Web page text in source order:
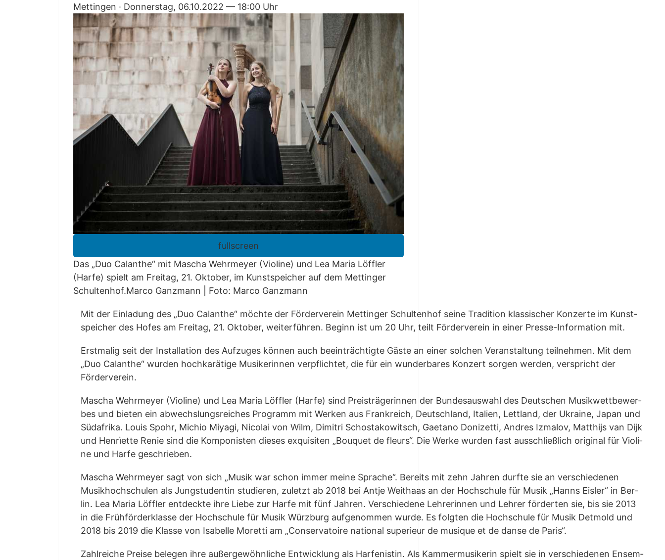
Mett­in­gen · Don­ners­tag, 06.10.2022 — 18:00 Uhr
fullscreen
Das „Duo Calan­the“ mit Mascha Wehr­mey­er (Vio­li­ne) und Lea Maria Löff­ler
(Har­fe) spielt am Frei­tag, 21. Okto­ber, im Kunst­spei­cher auf dem Mett­in­ger
Schultenhof.Marco Ganz­mann
Foto: Mar­co Ganzmann
Mit der Ein­la­dung des „Duo Calan­the“ möch­te der För­der­ver­ein Mett­in­ger Schul­ten­hof sei­ne Tra­di­ti­on klas­si­scher Kon­zer­te im Kunst­
spei­cher des Hofes am Frei­tag, 21. Okto­ber, wei­ter­füh­ren. Beginn ist um 20 Uhr, teilt För­der­ver­ein in einer Pres­se-Infor­ma­ti­on mit.
Erst­ma­lig seit der Instal­la­ti­on des Auf­zu­ges kön­nen auch beein­träch­tig­te Gäs­te an einer sol­chen Ver­an­stal­tung teil­neh­men. Mit dem
„Duo Calan­the“ wur­den hoch­ka­rä­ti­ge Musi­ke­rin­nen ver­pflich­tet, die für ein wun­der­ba­res Kon­zert sor­gen wer­den, ver­spricht der
Förderverein.
Mascha Wehr­mey­er (Vio­li­ne) und Lea Maria Löff­ler (Har­fe) sind Preis­trä­ge­rin­nen der Bun­des­aus­wahl des Deut­schen Musik­wett­be­wer­
bes und bie­ten ein abwechs­lungs­rei­ches Pro­gramm mit Wer­ken aus Frank­reich, Deutsch­land, Ita­li­en, Lett­land, der Ukrai­ne, Japan und
Süd­afri­ka. Lou­is Spohr, Michio Miya­gi, Nico­lai von Wilm, Dimi­t­ri Schost­a­ko­witsch, Gaet­a­no Doni­zet­ti, And­res Izma­lov, Mat­th­ijs van Dijk
und Hen­rìet­te Renie sind die Kom­po­nis­ten die­ses exqui­si­ten „Bou­quet de fleurs“. Die Wer­ke wur­den fast aus­schließ­lich ori­gi­nal für Vio­li­
ne und Har­fe geschrieben.
Mascha Wehr­mey­er sagt von sich „Musik war schon immer mei­ne Spra­che“. Bereits mit zehn Jah­ren durf­te sie an ver­schie­de­nen
Musik­hoch­schu­len als Jung­stu­den­tin stu­die­ren, zuletzt ab 2018 bei Ant­je Weit­haas an der Hoch­schu­le für Musik „Hanns Eis­ler“ in Ber­
lin. Lea Maria Löff­ler ent­deck­te ihre Lie­be zur Har­fe mit fünf Jah­ren. Ver­schie­de­ne Leh­re­rin­nen und Leh­rer för­der­ten sie, bis sie 2013
in die Früh­för­der­klas­se der Hoch­schu­le für Musik Würz­burg auf­ge­nom­men wur­de. Es folg­ten die Hoch­schu­le für Musik Det­mold und
2018 bis 2019 die Klas­se von Isa­bel­le Moret­ti am „Con­ser­va­toire natio­nal superi­eur de musi­que et de dan­se de Paris“.
Zahl­rei­che Prei­se bele­gen ihre außer­ge­wöhn­li­che Ent­wick­lung als Har­fe­nis­tin. Als Kam­mer­mu­si­ke­rin spielt sie in ver­schie­de­nen Ensem­